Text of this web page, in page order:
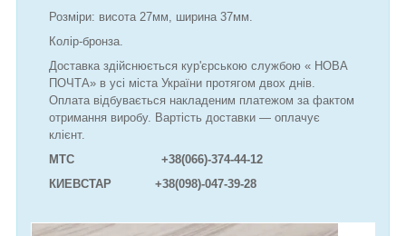
Розміри: висота 27мм, ширина 37мм.
Колір-бронза.
Доставка здійснюється кур'єрською службою « НОВА
ПОЧТА» в усі міста України протягом двох днів.
Оплата відбувається накладеним платежом за фактом
отримання виробу. Вартість доставки — оплачує
клієнт.
МТС +38(066)-374-44-12
КИЕВСТАР +38(098)-047-39-28